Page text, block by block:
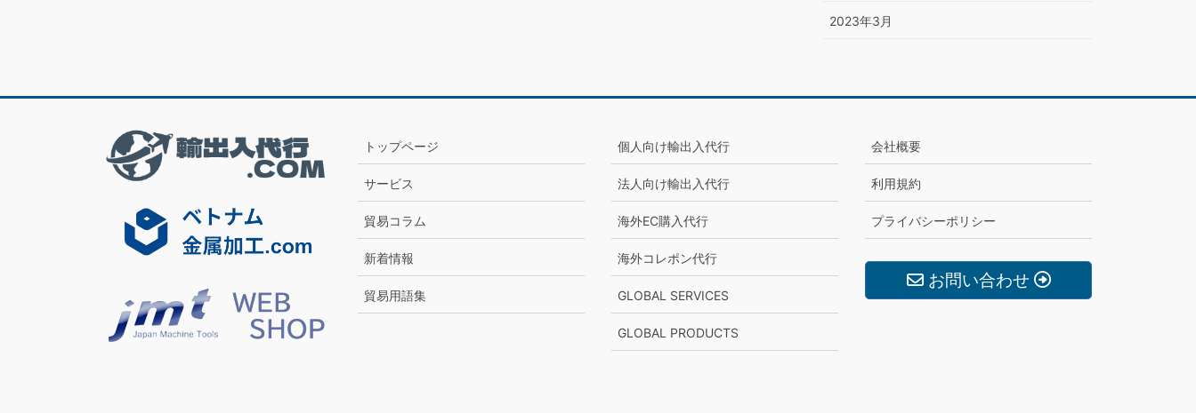
2023年3月
トップページ
サービス
貿易コラム
新着情報
貿易用語集
個人向け輸出入代行
法人向け輸出入代行
海外EC購入代行
海外コレポン代行
GLOBAL SERVICES
GLOBAL PRODUCTS
会社概要
利用規約
プライバシーポリシー
お問い合わせ